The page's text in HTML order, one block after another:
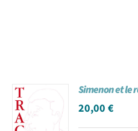
Simenon et le
20,00€